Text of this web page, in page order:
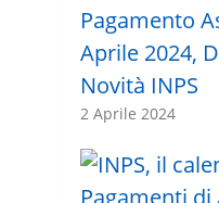
Pagamento
Aprile 2024,
Novità INPS
2 Aprile 2024